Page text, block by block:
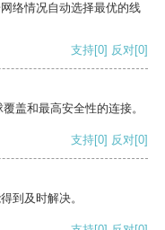
络情况自动选择最优的线
支持[0] 反对[0]
盖和最高安全性的连接。
支持[0] 反对[0]
到及时解决。